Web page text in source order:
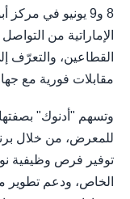
8 و9 يونيو في
الإماراتية من
القطاعين، والتعرّف
مقابلات فورية مع
وتسهم "أدنوك"
للمعرض، من خلال
توفير فرص وظيفية
الخاص، ودعم تطوير